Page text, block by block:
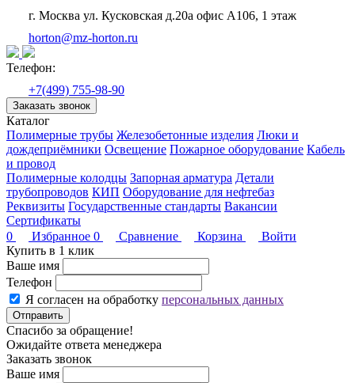
г. Москва ул. Кусковская д.20а офис А106, 1 этаж
horton@mz-horton.ru
Телефон:
+7(499) 755-98-90
Заказать звонок
Каталог
Полимерные трубы Железобетонные изделия Люки и
дождеприёмники Освещение Пожарное оборудование Кабель
и провод
Полимерные колодцы Запорная арматура Детали
трубопроводов КИП Оборудование для нефтебаз
Реквизиты Государственные стандарты Вакансии
Сертификаты
0
Избранное 0 Сравнение Корзина
Войти
Купить в 1 клик
Ваше имя
Телефон
Я согласен на обработку персональных данных
Отправить
Спасибо за обращение!
Ожидайте ответа менеджера
Заказать звонок
Ваше имя